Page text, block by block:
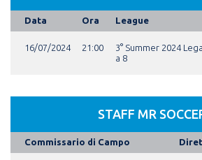
Data Ora League
16/07/2024 21:00
3° Summer 2024
a 8
STAFF MR
Commissario di Campo